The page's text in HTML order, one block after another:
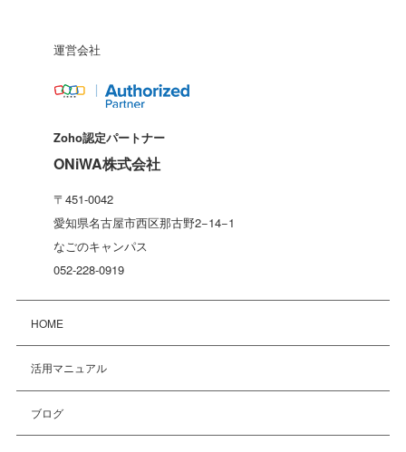
運営会社
Zoho認定パートナー
ONiWA株式会社
〒451-0042
愛知県名古屋市西区那古野2−14−1
なごのキャンパス
052-228-0919
HOME
活用マニュアル
ブログ